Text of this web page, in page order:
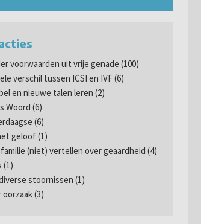
voorwaarden uit vrije genade (100)
verschil tussen ICSI en IVF (6)
en nieuwe talen leren (2)
Woord (6)
(6)
geloof (1)
(niet) vertellen over geaardheid (4)
(1)
stoornissen (1)
(3)